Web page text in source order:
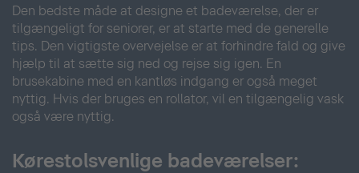
Den bedste måde at designe et badeværelse, der er
tilgængeligt for seniorer, er at starte med de generelle
tips. Den vigtigste overvejelse er at forhindre fald og give
hjælp til at sætte sig ned og rejse sig igen. En
brusekabine med en kantløs indgang er også meget
nyttig. Hvis der bruges en rollator, vil en tilgængelig vask
også være nyttig.
Kørestolsvenlige badeværelser: